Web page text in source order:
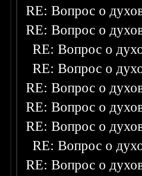
RE: Вопрос о
RE: Вопрос о
RE: Вопрос о
RE: Вопрос о
RE: Вопрос о
RE: Вопрос о
RE: Вопрос о
RE: Вопрос о
RE: Вопрос о